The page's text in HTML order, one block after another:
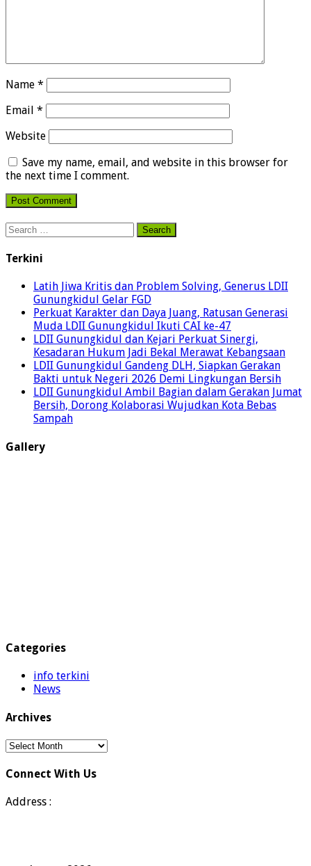
Name *
Email *
Website
Save my name, email, and website in this browser for
the next time I comment.
Search
for:
Terkini
Latih Jiwa Kritis dan Problem Solving, Generus LDII
Gunungkidul Gelar FGD
Perkuat Karakter dan Daya Juang, Ratusan Generasi
Muda LDII Gunungkidul Ikuti CAI ke-47
LDII Gunungkidul dan Kejari Perkuat Sinergi,
Kesadaran Hukum Jadi Bekal Merawat Kebangsaan
LDII Gunungkidul Gandeng DLH, Siapkan Gerakan
Bakti untuk Negeri 2026 Demi Lingkungan Bersih
LDII Gunungkidul Ambil Bagian dalam Gerakan Jumat
Bersih, Dorong Kolaborasi Wujudkan Kota Bebas
Sampah
Gallery
Categories
info terkini
News
Archives
Archives
Connect With Us
Address :